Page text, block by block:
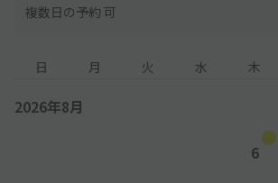
複数日の予約 可
日 月 火 水 木
2026年8月
6